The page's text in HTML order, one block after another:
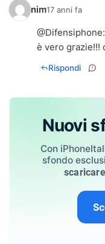
nim17 anni fa
@Difensiphone:
è vero grazie!!!
Rispondi
Nuovi
Con
sfondo
scaricare